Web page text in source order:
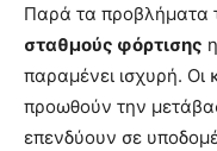
Παρά τα προβλήματα
σταθμούς φόρτισης
παραμένει ισχυρή. Οι
προωθούν την
επενδύουν σε